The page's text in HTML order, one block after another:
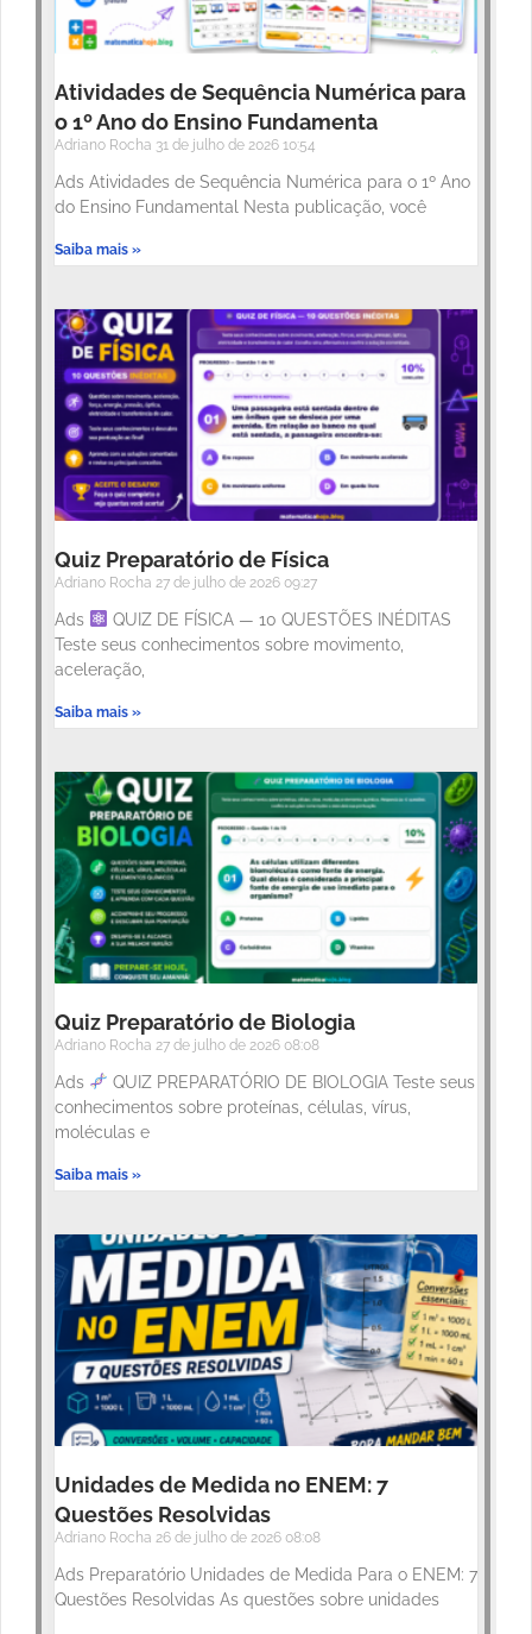
Atividades de Sequência Numérica para
o 1º Ano do Ensino Fundamenta
Adriano Rocha 31 de julho de 2026 10:54
Ads Atividades de Sequência Numérica para o 1º Ano
do Ensino Fundamental Nesta publicação, você
Saiba mais »
Quiz Preparatório de Física
Adriano Rocha 27 de julho de 2026 09:27
Ads
QUIZ DE FÍSICA — 10 QUESTÕES INÉDITAS
Teste seus conhecimentos sobre movimento,
aceleração,
Saiba mais »
Quiz Preparatório de Biologia
Adriano Rocha 27 de julho de 2026 08:08
Ads
QUIZ PREPARATÓRIO DE BIOLOGIA Teste seus
conhecimentos sobre proteínas, células, vírus,
moléculas e
Saiba mais »
Unidades de Medida no ENEM: 7
Questões Resolvidas
Adriano Rocha 26 de julho de 2026 08:08
Ads Preparatório Unidades de Medida Para o ENEM: 7
Questões Resolvidas As questões sobre unidades